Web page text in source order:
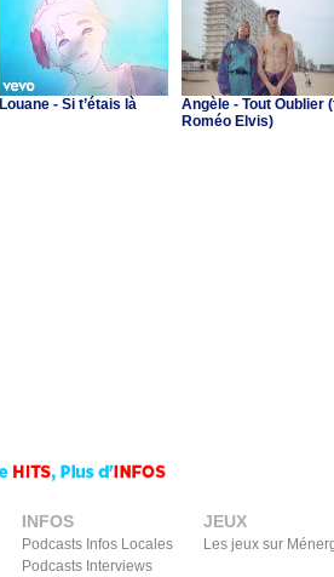
Louane - Si t’étais là
Angèle - Tout Oublier
Roméo Elvis)
INFOS
Podcasts Infos Locales
Podcasts Interviews
JEUX
Les jeux sur